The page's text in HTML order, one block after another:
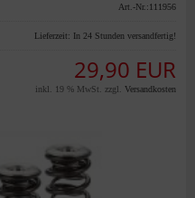
Art.-Nr.:111956
Lieferzeit: In 24 Stunden versandfertig!
29,90 EUR
inkl. 19 % MwSt. zzgl. Versandkosten